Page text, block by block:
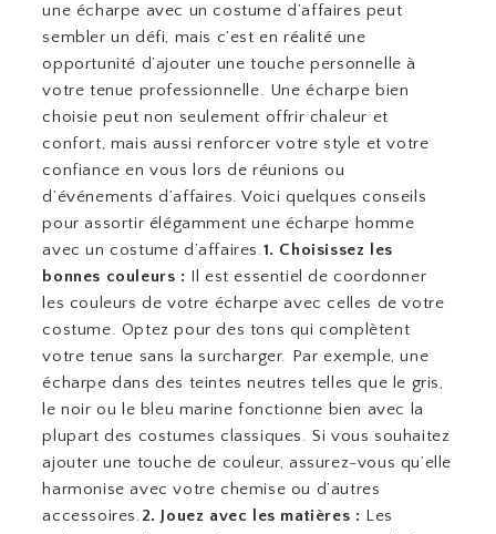
une écharpe avec un costume d’affaires peut
sembler un défi, mais c’est en réalité une
opportunité d’ajouter une touche personnelle à
votre tenue professionnelle. Une écharpe bien
choisie peut non seulement offrir chaleur et
confort, mais aussi renforcer votre style et votre
confiance en vous lors de réunions ou
d’événements d’affaires. Voici quelques conseils
pour assortir élégamment une écharpe homme
avec un costume d’affaires.1. Choisissez les
bonnes couleurs : Il est essentiel de coordonner
les couleurs de votre écharpe avec celles de votre
costume. Optez pour des tons qui complètent
votre tenue sans la surcharger. Par exemple, une
écharpe dans des teintes neutres telles que le gris,
le noir ou le bleu marine fonctionne bien avec la
plupart des costumes classiques. Si vous souhaitez
ajouter une touche de couleur, assurez-vous qu’elle
harmonise avec votre chemise ou d’autres
accessoires.2. Jouez avec les matières : Les